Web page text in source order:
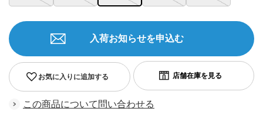
お気に入りに追加する
入荷お知らせを申込む
この商品について問い合わせる